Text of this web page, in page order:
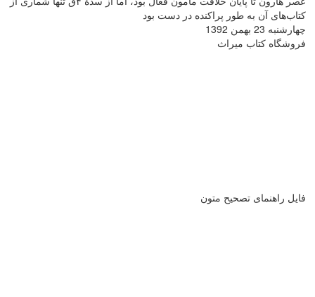
کتاب‌های آن به طور پراکنده در دست بود
چهارشنبه 23 بهمن 1392
فروشگاه کتاب میراث
فایل راهنمای تصحیح متون